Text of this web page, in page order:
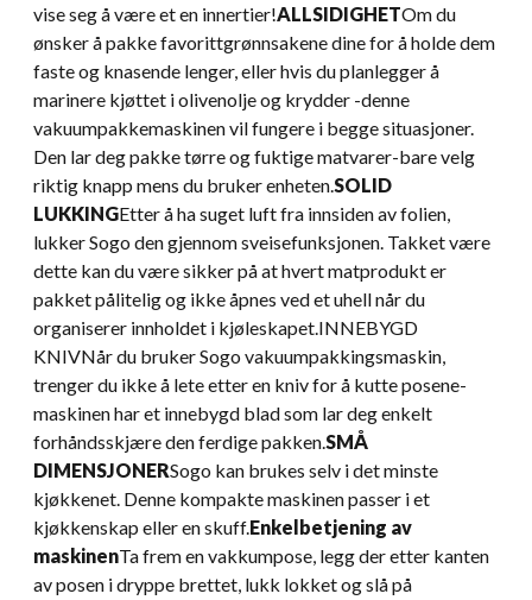
vise seg å være et en innertier!ALLSIDIGHETOm du
ønsker å pakke favorittgrønnsakene dine for å holde dem
faste og knasende lenger, eller hvis du planlegger å
marinere kjøttet i olivenolje og krydder -denne
vakuumpakkemaskinen vil fungere i begge situasjoner.
Den lar deg pakke tørre og fuktige matvarer-bare velg
riktig knapp mens du bruker enheten. SOLID
LUKKINGEtter å ha suget luft fra innsiden av folien,
lukker Sogo den gjennom sveisefunksjonen. Takket være
dette kan du være sikker på at hvert matprodukt er
pakket pålitelig og ikke åpnes ved et uhell når du
organiserer innholdet i kjøleskapet.INNEBYGD
KNIVNår du bruker Sogo vakuumpakkingsmaskin,
trenger du ikke å lete etter en kniv for å kutte posene-
maskinen har et innebygd blad som lar deg enkelt
forhåndsskjære den ferdige pakken. SMÅ
DIMENSJONERSogo kan brukes selv i det minste
kjøkkenet. Denne kompakte maskinen passer i et
kjøkkenskap eller en skuff.Enkelbetjening av
maskinenTa frem en vakkumpose, legg der etter kanten
av posen i dryppe brettet, lukk lokket og slå på